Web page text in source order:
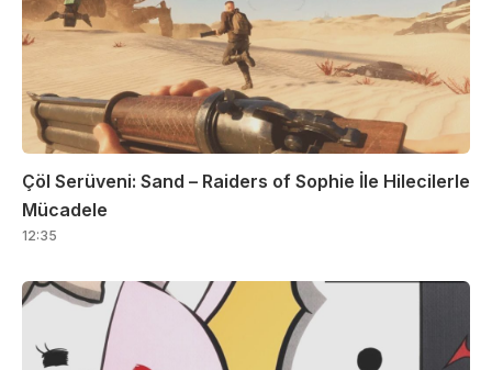
Çöl Serüveni: Sand – Raiders of Sophie İle Hilecilerle
Mücadele
12:35